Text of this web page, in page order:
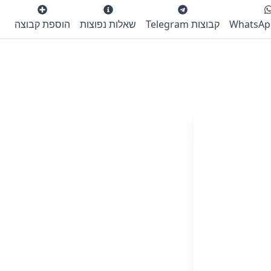
קבוצות Telegram שאלות נפוצות הוספת קבוצה